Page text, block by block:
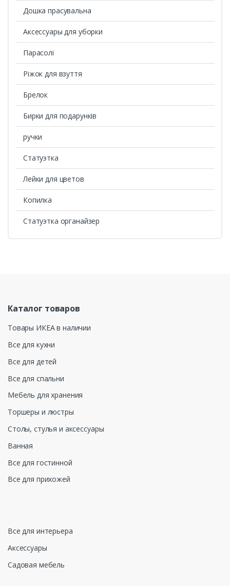
Дошка прасувальна
Аксессуары для уборки
Парасолі
Ріжок для взуття
Брелок
Бирки для подарунків
ручки
Статуэтка
Лейки для цветов
Копилка
Статуэтка органайзер
Каталог товаров
Товары ИКЕА в наличии
Все для кухни
Все для детей
Все для спальни
Мебель для хранения
Торшеры и люстры
Столы, стулья и аксессуары
Ванная
Все для гостинной
Все для прихожей
Все для интерьера
Аксессуары
Садовая мебель